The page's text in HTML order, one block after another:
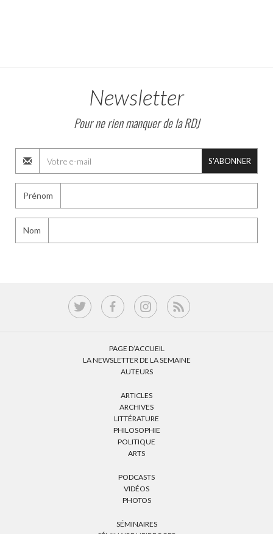
Newsletter
Pour ne rien manquer de la RDJ
S'ABONNER
Prénom
Nom
PAGE D’ACCUEIL
LA NEWSLETTER DE LA SEMAINE
AUTEURS
ARTICLES
ARCHIVES
LITTÉRATURE
PHILOSOPHIE
POLITIQUE
ARTS
PODCASTS
VIDÉOS
PHOTOS
SÉMINAIRES